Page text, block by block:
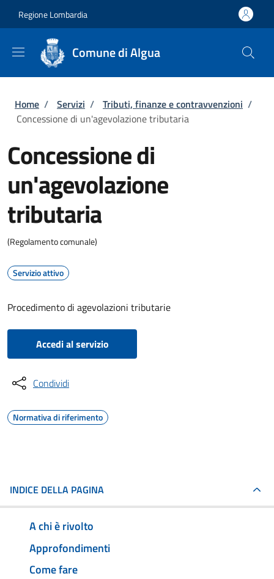
Regione Lombardia
Comune di Algua
Briciole di pane
Home / Servizi / Tributi, finanze e contravvenzioni /
Concessione di un'agevolazione tributaria
Concessione di
un'agevolazione
tributaria
(Regolamento comunale)
Servizio attivo
Procedimento di agevolazioni tributarie
Accedi al servizio
Condividi
Normativa di riferimento
INDICE DELLA PAGINA
A chi è rivolto
Approfondimenti
Come fare